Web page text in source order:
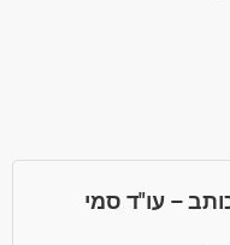
– עו"ד סמי